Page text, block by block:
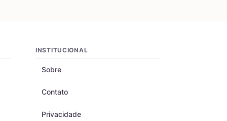
INSTITUCIONAL
Sobre
Contato
Privacidade